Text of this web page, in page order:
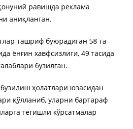
равишда реклама
аниқланган.
ташриф буюрадиган 58 та
ёнғин хавфсизлиги, 49 тасида
бузилган.
ҳолатлари юзасидан
қўлланиб, уларни бартараф
тегишли кўрсатмалар